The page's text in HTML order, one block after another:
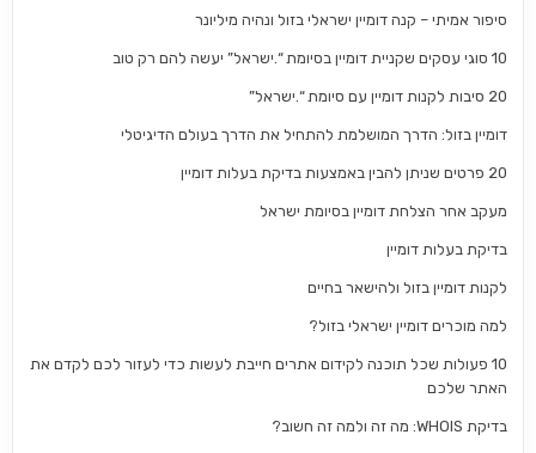
סיפור אמיתי – קנה דומיין ישראלי בזול ונהיה מיליונר
10 סוגי עסקים שקניית דומיין בסיומת “.ישראל” יעשה להם רק טוב
20 סיבות לקנות דומיין עם סיומת “.ישראל”
דומיין בזול: הדרך המושלמת להתחיל את הדרך בעולם הדיגיטלי
20 פרטים שניתן להבין באמצעות בדיקת בעלות דומיין
מעקב אחר הצלחת דומיין בסיומת ישראל
בדיקת בעלות דומיין
לקנות דומיין בזול ולהישאר בחיים
למה מוכרים דומיין ישראלי בזול?
10 פעולות שכל תוכנה לקידום אתרים חייבת לעשות כדי לעזור לכם לקדם את
האתר שלכם
בדיקת WHOIS: מה זה ולמה זה חשוב?